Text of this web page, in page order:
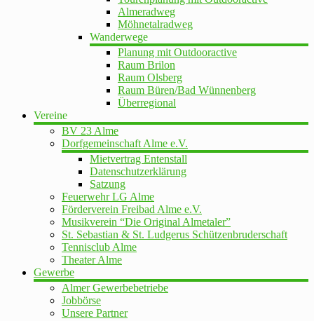
Almeradweg
Möhnetalradweg
Wanderwege
Planung mit Outdooractive
Raum Brilon
Raum Olsberg
Raum Büren/Bad Wünnenberg
Überregional
Vereine
BV 23 Alme
Dorfgemeinschaft Alme e.V.
Mietvertrag Entenstall
Datenschutzerklärung
Satzung
Feuerwehr LG Alme
Förderverein Freibad Alme e.V.
Musikverein “Die Original Almetaler”
St. Sebastian & St. Ludgerus Schützenbruderschaft
Tennisclub Alme
Theater Alme
Gewerbe
Almer Gewerbebetriebe
Jobbörse
Unsere Partner